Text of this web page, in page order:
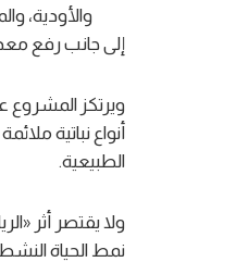
والأودية،
إلى جانب رفع
ويرتكز المشروع
أنواع نباتية
الطبيعية.
ولا يقتصر أثر